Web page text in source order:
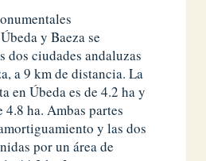
y Baeza se
dos ciudades andaluzas
a 9 km de distancia. La
en Úbeda es de 4.2 ha y
4.8 ha. Ambas partes
y las dos
por un área de